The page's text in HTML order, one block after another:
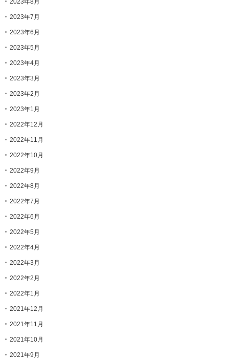
2023年7月
2023年6月
2023年5月
2023年4月
2023年3月
2023年2月
2023年1月
2022年12月
2022年11月
2022年10月
2022年9月
2022年8月
2022年7月
2022年6月
2022年5月
2022年4月
2022年3月
2022年2月
2022年1月
2021年12月
2021年11月
2021年10月
2021年9月